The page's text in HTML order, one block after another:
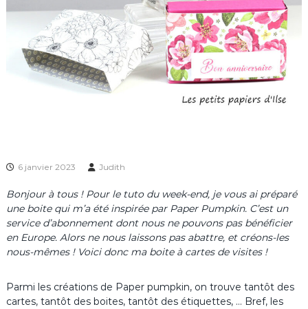
6 janvier 2023 Judith
Bonjour à tous ! Pour le tuto du week-end, je vous ai préparé
une boite qui m’a été inspirée par Paper Pumpkin. C’est un
service d’abonnement dont nous ne pouvons pas bénéficier
en Europe. Alors ne nous laissons pas abattre, et créons-les
nous-mêmes ! Voici donc ma boite à cartes de visites !
Parmi les créations de Paper pumpkin, on trouve tantôt des
cartes, tantôt des boites, tantôt des étiquettes, … Bref, les